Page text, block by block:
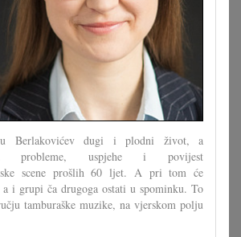
Berlakovićev dugi i plodni život, a
probleme, uspjehe i povijest
scene prošlih 60 ljet. A pri tom će
i grupi ča drugoga ostati u spominku. To
tamburaške muzike, na vjerskom polju